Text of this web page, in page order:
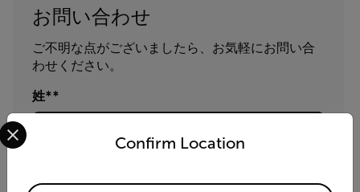
お問い合わせ
ご不明な点がございましたら、お気軽にお問い合
わせください。
姓*
Confirm Location
Select your preferred country and language from the